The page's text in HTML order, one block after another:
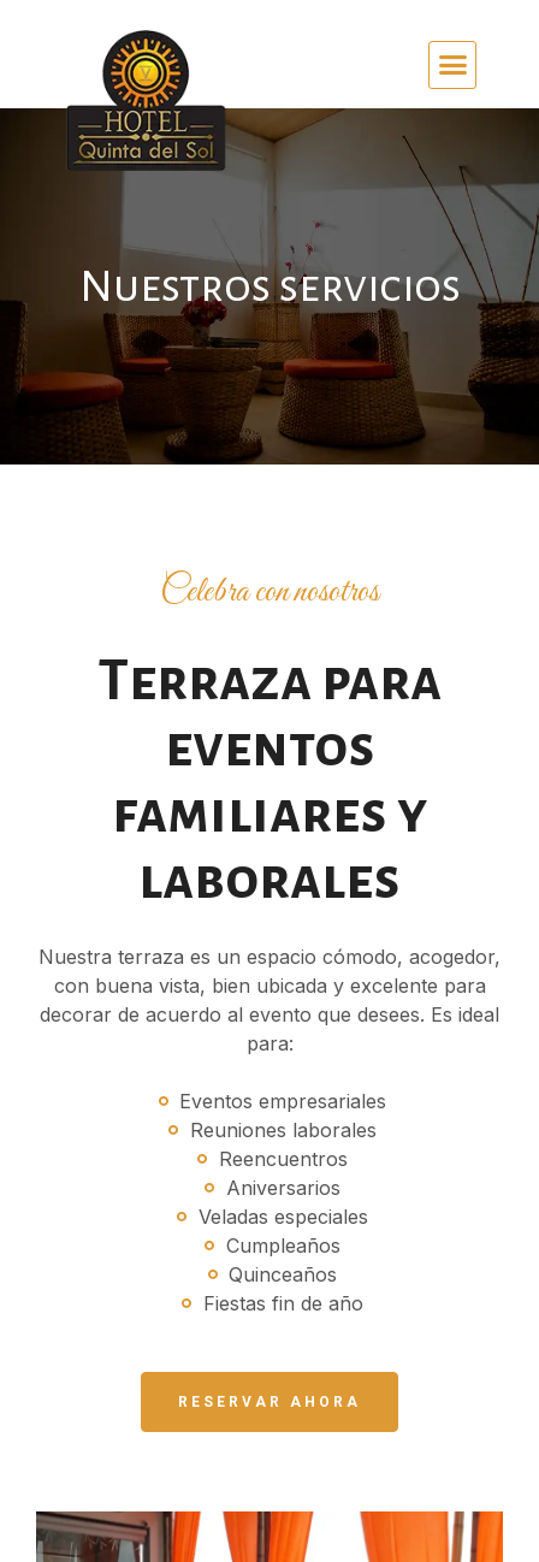
Nuestros servicios
Celebra con nosotros
Terraza para
eventos
familiares y
laborales
Nuestra terraza es un espacio cómodo, acogedor,
con buena vista, bien ubicada y excelente para
decorar de acuerdo al evento que desees. Es ideal
para:
Eventos empresariales
Reuniones laborales
Reencuentros
Aniversarios
Veladas especiales
Cumpleaños
Quinceaños
Fiestas fin de año
RESERVAR AHORA